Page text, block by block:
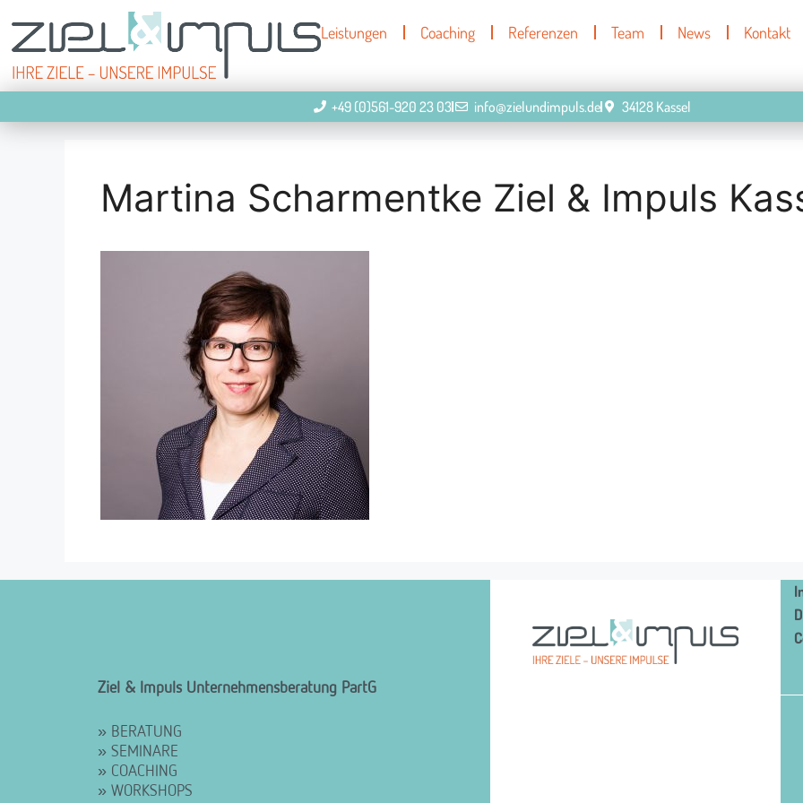
+49 (0)561-920 23 03 info@zielundimpuls.de 34128 Kassel
Leistungen Coaching Referenzen Team News Kontakt
Martina Scharmentke Ziel & Impuls
Ziel & Impuls Unternehmensberatung PartG
» BERATUNG
» SEMINARE
» COACHING
» WORKSHOPS